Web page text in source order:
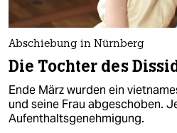
Abschiebung in Nürnberg
Die Tochter des
Ende März wurden ein
und seine Frau abgeschoben.
Aufenthaltsgenehmigung.